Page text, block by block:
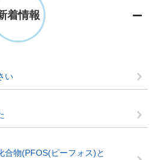
着情報
い
合物(PFOS(ピーフォス)と